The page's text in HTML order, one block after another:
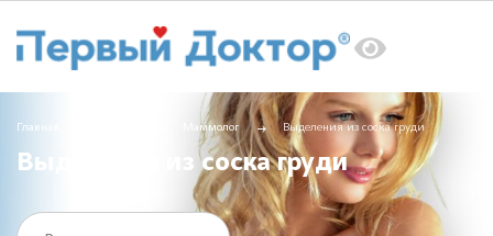
Главная Маммолог Выделения из соска груди
Выделения из соска груди